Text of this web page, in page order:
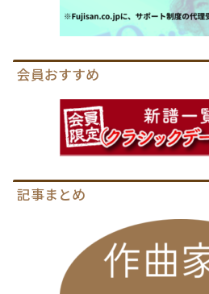
会員おすすめ
記事まとめ